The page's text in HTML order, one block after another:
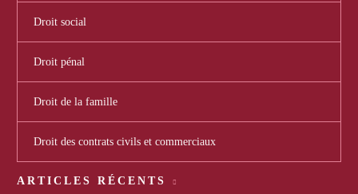
Droit social
Droit pénal
Droit de la famille
Droit des contrats civils et commerciaux
ARTICLES RÉCENTS